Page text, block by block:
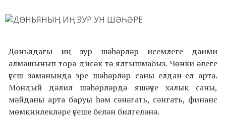
Дөньядагы иң зур шәһәрләр исемлеге даими
алмашынып тора дисәк тә ялгышмабыз. Чөнки әлеге
үсеш заманында эре шәһәрләр саны елдан-ел арта.
Мондый дәлил шәһәрләрдә яшәүче халык саны,
мәйданы арта баруы һәм сәнәгать, сәнгать, финанс
мөмкинлекләре үсеше белән билгеләнә.